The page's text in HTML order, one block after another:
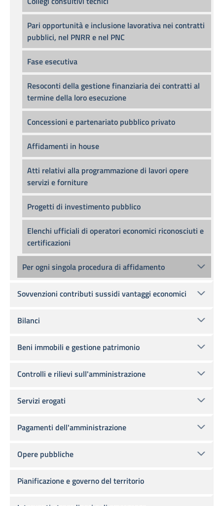
Pari opportunità e inclusione lavorativa nei contratti
pubblici, nel PNRR e nel PNC
Fase esecutiva
Resoconti della gestione finanziaria dei contratti al
termine della loro esecuzione
Concessioni e partenariato pubblico privato
Affidamenti in house
Atti relativi alla programmazione di lavori opere
servizi e forniture
Progetti di investimento pubblico
Elenchi ufficiali di operatori economici riconosciuti e
certificazioni
Per ogni singola procedura di affidamento
Sovvenzioni contributi sussidi vantaggi economici
Bilanci
Beni immobili e gestione patrimonio
Controlli e rilievi sull'amministrazione
Servizi erogati
Pagamenti dell'amministrazione
Opere pubbliche
Pianificazione e governo del territorio